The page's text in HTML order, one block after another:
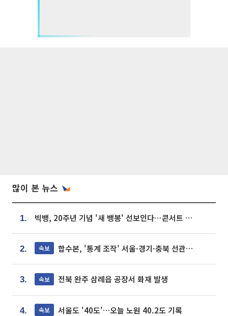
많이 본 뉴스
1. 빅뱅, 20주년 기념 '새 뱅봉' 선보인다⋯콘서트 앞두고 팝업 개최
2. 속보 합수본, '통계 조작' 서울·경기·충북 선관위 등 추가 압수수색
3. 속보 전북 완주 삼례읍 공장서 화재 발생
4. 속보 서울도 '40도'…오늘 노원 40.2도 기록